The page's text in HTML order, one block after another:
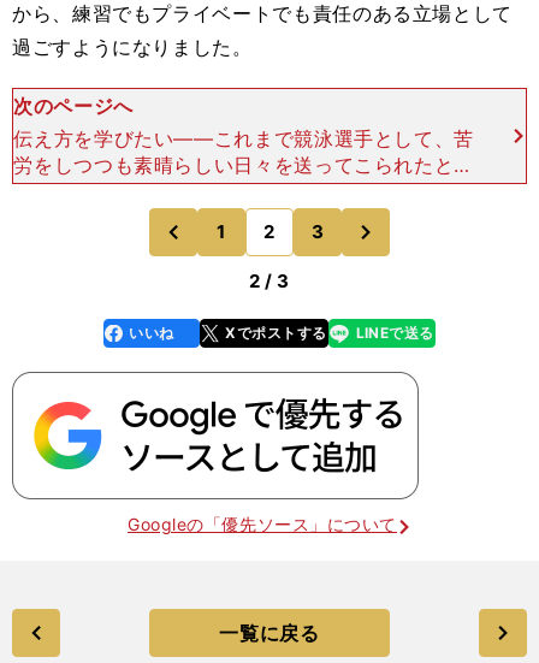
から、練習でもプライベートでも責任のある立場として
過ごすようになりました。
次のページへ
伝え方を学びたい――これまで競泳選手として、苦
労をしつつも素晴らしい日々を送ってこられたと思
います。今後はどのような目標をお持ちですか。
引退して１年くらい経ちますが、水泳に関すること
を第一に考え
前
のページへ
1 2 3
のページへ
2 / 3
faceboo
k
いいね Xでポストする
line LINEで送る
Googleの「優先ソース」について
一覧に戻る